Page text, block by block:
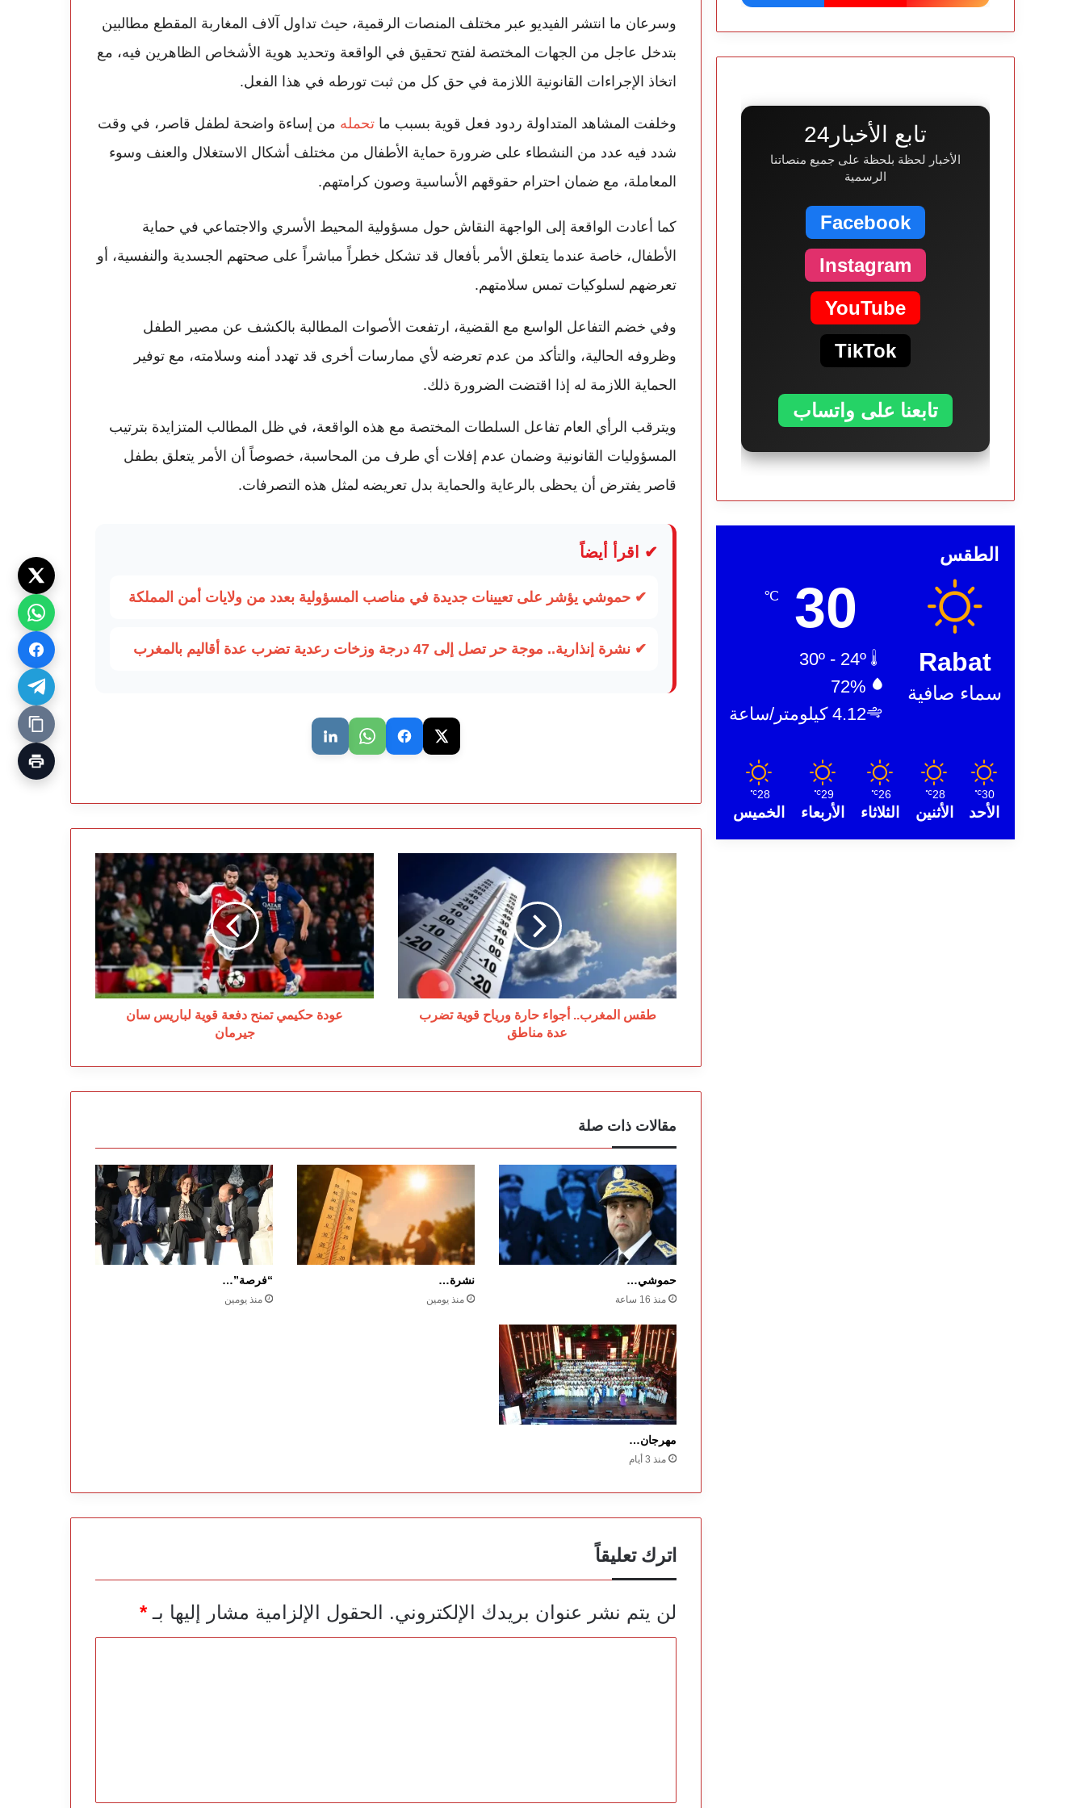
وسرعان ما انتشر الفيديو عبر مختلف المنصات الرقمية، حيث تداول آلاف المغاربة المقطع مطالبين
بتدخل عاجل من الجهات المختصة لفتح تحقيق في الواقعة وتحديد هوية الأشخاص الظاهرين فيه، مع
اتخاذ الإجراءات القانونية اللازمة في حق كل من ثبت تورطه في هذا الفعل.
وخلفت المشاهد المتداولة ردود فعل قوية بسبب ما تحمله من إساءة واضحة لطفل قاصر، في وقت
شدد فيه عدد من النشطاء على ضرورة حماية الأطفال من مختلف أشكال الاستغلال والعنف وسوء
المعاملة، مع ضمان احترام حقوقهم الأساسية وصون كرامتهم.
كما أعادت الواقعة إلى الواجهة النقاش حول مسؤولية المحيط الأسري والاجتماعي في حماية
الأطفال، خاصة عندما يتعلق الأمر بأفعال قد تشكل خطراً مباشراً على صحتهم الجسدية والنفسية، أو
تعرضهم لسلوكيات تمس سلامتهم.
وفي خضم التفاعل الواسع مع القضية، ارتفعت الأصوات المطالبة بالكشف عن مصير الطفل
وظروفه الحالية، والتأكد من عدم تعرضه لأي ممارسات أخرى قد تهدد أمنه وسلامته، مع توفير
الحماية اللازمة له إذا اقتضت الضرورة ذلك.
ويترقب الرأي العام تفاعل السلطات المختصة مع هذه الواقعة، في ظل المطالب المتزايدة بترتيب
المسؤوليات القانونية وضمان عدم إفلات أي طرف من المحاسبة، خصوصاً أن الأمر يتعلق بطفل
قاصر يفترض أن يحظى بالرعاية والحماية بدل تعريضه لمثل هذه التصرفات.
✔ اقرأ أيضاً
✔ حموشي يؤشر على تعيينات جديدة في مناصب المسؤولية بعدد من ولايات أمن المملكة
✔ نشرة إنذارية.. موجة حر تصل إلى 47 درجة وزخات رعدية تضرب عدة أقاليم بالمغرب
طقس
المغرب..
أجواء
حارة
ورياح
قوية
تضرب
عدة
مناطق
طقس المغرب.. أجواء حارة ورياح قوية تضرب
عدة مناطق
عودة
حكيمي
تمنح
دفعة
قوية
لباريس
سان
جيرمان
عودة حكيمي تمنح دفعة قوية لباريس سان
جيرمان
مقالات ذات صلة
حموشي…
منذ 16 ساعة
نشرة…
منذ يومين
“فرصة”…
منذ يومين
مهرجان…
منذ 3 أيام
اترك تعليقاً
لن يتم نشر عنوان بريدك الإلكتروني. الحقول الإلزامية مشار إليها بـ*
تابع الأخبار24
الأخبار لحظة بلحظة على جميع منصاتنا
الرسمية
Facebook
Instagram
YouTube
TikTok
تابعنا على واتساب
الطقس
Rabat
سماء صافية
30
℃
72%
4.12 كيلومتر/ساعة
30
℃
الأحد
28
℃
الأثنين
26
℃
الثلاثاء
29
℃
الأربعاء
28
℃
الخميس